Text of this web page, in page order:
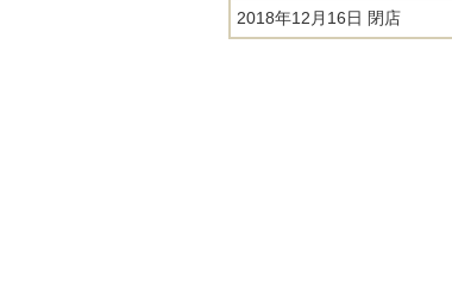
2018年12月16日 閉店